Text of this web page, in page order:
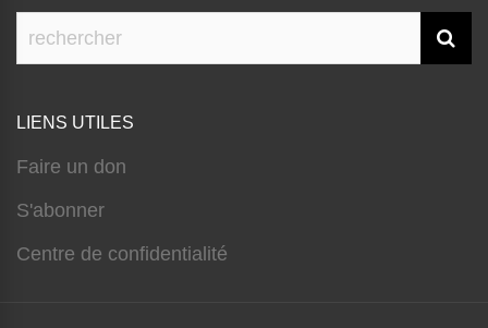
LIENS UTILES
Faire un don
S'abonner
Centre de confidentialité